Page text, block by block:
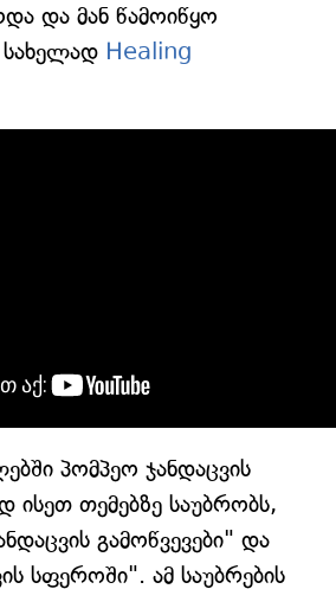
და მან წამოიწყო
სახელად Healing
პომპეო ჯანდაცვის
ისეთ თემებზე საუბრობს,
გამოწვევები" და
სფეროში". ამ საუბრების